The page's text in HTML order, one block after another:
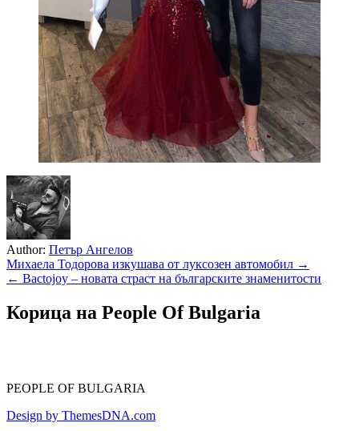
Author: Петър Ангелов
Навигация
Михаела Тодорова изкушава от луксозен автомобил →
← Bactojoy – новата страст на българските знаменитости
Корица на People Of Bulgaria
PEOPLE OF BULGARIA
Design by ThemesDNA.com